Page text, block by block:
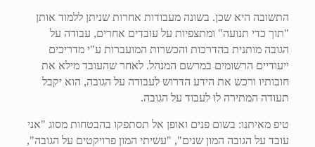
התשובה היא שכן. בשונה מעבודות אחרות שניתן ללמוד אותן
"תוך כדי תנועה" ומתצפיות על עובדים אחרים, עבודה על
הגובה מותנית בהדרכות והכשרות המועברות ע"י מדריכים
ייעודיים הרשומים במרשם המנהל. לאחר שהעובד מילא את
חובותיו ורכש את הידע הדרוש לעבודה על הגובה, הוא יקבל
תעודה המתירה לו לעבוד על הגובה.
טיפ מאיתנו: בשום פנים ואופן אל תסתפקו בהבטחות מסוג "אני
עובד על הגובה המון שנים", "עשיתי המון פרויקטים על הגובה",